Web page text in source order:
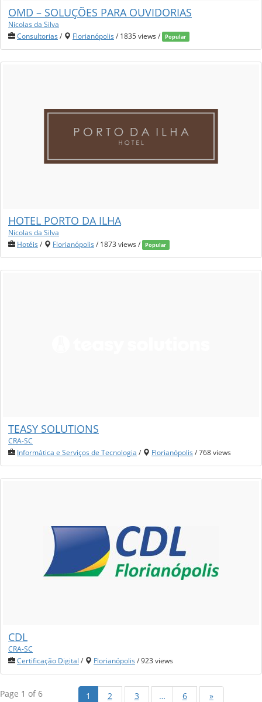
OMD – SOLUÇÕES PARA OUVIDORIAS
Nicolas da Silva
Consultorias / Florianópolis / 1835 views / Popular
HOTEL PORTO DA ILHA
Nicolas da Silva
Hotéis / Florianópolis / 1873 views / Popular
TEASY SOLUTIONS
CRA-SC
Informática e Serviços de Tecnologia / Florianópolis / 768 views
CDL
CRA-SC
Certificação Digital / Florianópolis / 923 views
Page 1 of 6 1 2 3 … 6 »